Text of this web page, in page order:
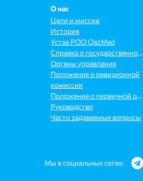
О нас
Цели и миссии
История
Устав РОО QazMed
Справка о государственной перерегистрации
Органы управления
Положение о ревизионной
комиссии
Положение о первичной организации
Руководство
Часто задаваемые вопросы
Мы в социальных сетях: